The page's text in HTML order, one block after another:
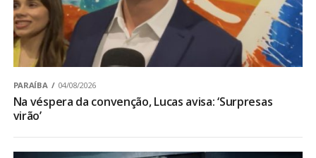
PARAÍBA 04/08/2026
Na véspera da convenção, Lucas avisa: ‘Surpresas
virão’